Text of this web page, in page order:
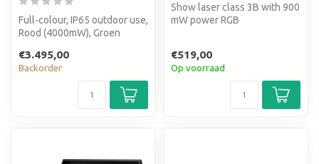
Full-colour, IP65 outdoor use,
Rood (4000mW), Groen
(12000mW) ...
€3.495,00
Backorder
Show laser class 3B with 900
mW power RGB
€519,00
Op voorraad